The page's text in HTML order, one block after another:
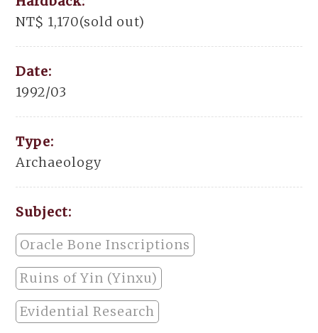
NT$ 1,170(sold out)
Date:
1992/03
Type:
Archaeology
Subject:
Oracle Bone Inscriptions
Ruins of Yin (Yinxu)
Evidential Research